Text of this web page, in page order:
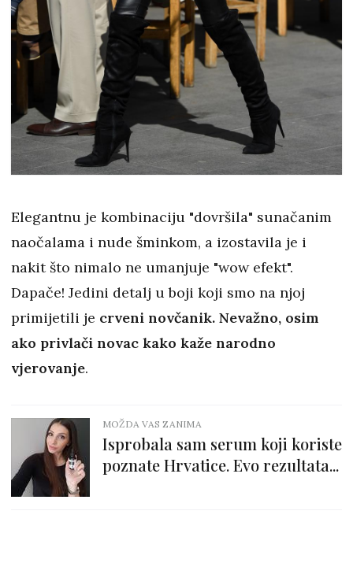
Elegantnu je kombinaciju "dovršila" sunačanim
naočalama i nude šminkom, a izostavila je i
nakit što nimalo ne umanjuje "wow efekt".
Dapače! Jedini detalj u boji koji smo na njoj
primijetili je crveni novčanik. Nevažno, osim
ako privlači novac kako kaže narodno
vjerovanje.
MOŽDA VAS ZANIMA
Isprobala sam serum koji koriste
poznate Hrvatice. Evo rezultata...